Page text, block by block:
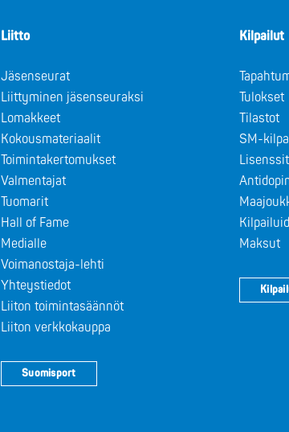
Liitto
Jäsenseurat
Liittyminen jäsenseuraksi
Lomakkeet
Kokousmateriaalit
Toimintakertomukset
Valmentajat
Tuomarit
Hall of Fame
Medialle
Voimanostaja-lehti
Yhteystiedot
Liiton toimintasäännöt
Liiton verkkokauppa
Suomisport
Kilpailut
Tulokset
Tilastot
SM-
Lisenssit
Maksut